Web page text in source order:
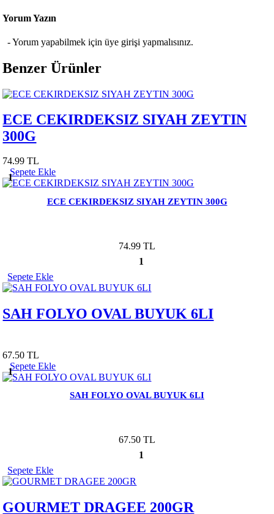
Yorum Yazın
- Yorum yapabilmek için üye girişi yapmalısınız.
Benzer Ürünler
ECE CEKIRDEKSIZ SIYAH ZEYTIN
300G
74.99 TL
1
Sepete Ekle
ECE CEKIRDEKSIZ SIYAH ZEYTIN 300G
74.99 TL
1
Sepete Ekle
SAH FOLYO OVAL BUYUK 6LI
67.50 TL
1
Sepete Ekle
SAH FOLYO OVAL BUYUK 6LI
67.50 TL
1
Sepete Ekle
GOURMET DRAGEE 200GR